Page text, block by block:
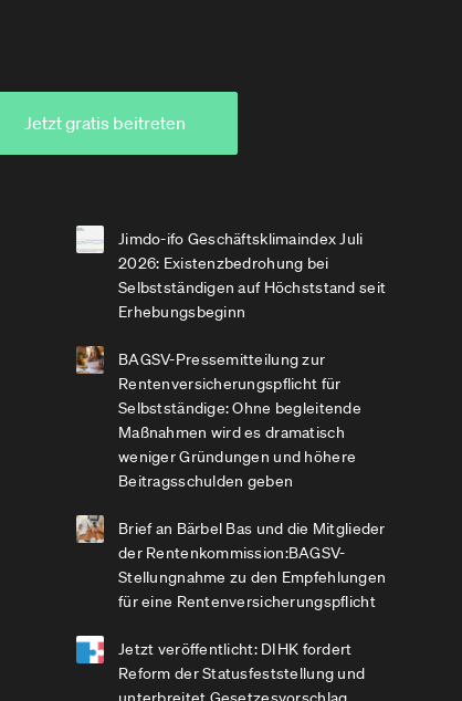
Jetzt gratis beitreten
Jimdo-ifo Geschäftsklimaindex Juli
2026: Existenzbedrohung bei
Selbstständigen auf Höchststand seit
Erhebungsbeginn
BAGSV-Pressemitteilung zur
Rentenversicherungspflicht für
Selbstständige: Ohne begleitende
Maßnahmen wird es dramatisch
weniger Gründungen und höhere
Beitragsschulden geben
Brief an Bärbel Bas und die Mitglieder
der Rentenkommission:BAGSV-
Stellungnahme zu den Empfehlungen
für eine Rentenversicherungspflicht
Jetzt veröffentlicht: DIHK fordert
Reform der Statusfeststellung und